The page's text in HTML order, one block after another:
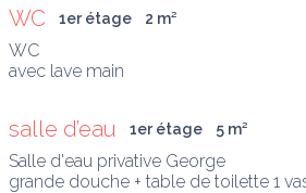
WC 1er étage 2 m²
WC
avec lave main
salle d’eau 1er étage 5 m²
Salle d'eau privative George
grande douche + table de toilette 1